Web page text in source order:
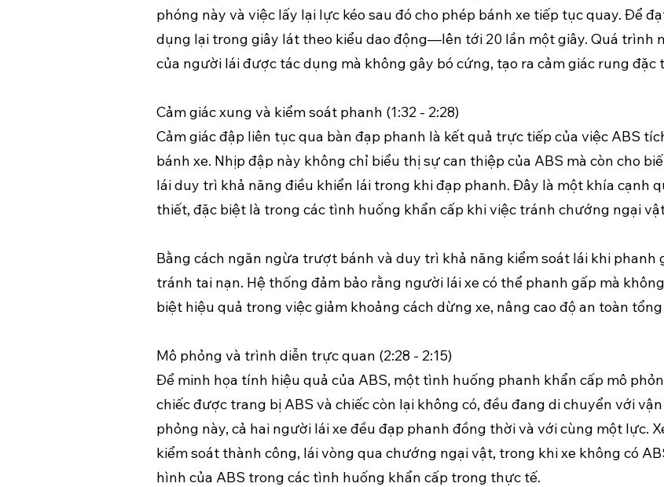
phóng này và việc lấy lại lực kéo sau đó cho phép bánh xe tiếp tục quay. Để
dụng lại trong giây lát theo kiểu dao động—lên tới 20 lần một giây. Quá trình
của người lái được tác dụng mà không gây bó cứng, tạo ra cảm giác rung
Cảm giác xung và kiểm soát phanh (1:32 - 2:28)
Cảm giác đập liên tục qua bàn đạp phanh là kết quả trực tiếp của việc ABS
bánh xe. Nhịp đập này không chỉ biểu thị sự can thiệp của ABS mà còn cho
lái duy trì khả năng điều khiển lái trong khi đạp phanh. Đây là một khía cạnh
thiết, đặc biệt là trong các tình huống khẩn cấp khi việc tránh chướng ngại
Bằng cách ngăn ngừa trượt bánh và duy trì khả năng kiểm soát lái khi phanh
tránh tai nạn. Hệ thống đảm bảo rằng người lái xe có thể phanh gấp mà
biệt hiệu quả trong việc giảm khoảng cách dừng xe, nâng cao độ an toàn
Mô phỏng và trình diễn trực quan (2:28 - 2:15)
Để minh họa tính hiệu quả của ABS, một tình huống phanh khẩn cấp mô
chiếc được trang bị ABS và chiếc còn lại không có, đều đang di chuyển với
phỏng này, cả hai người lái xe đều đạp phanh đồng thời và với cùng một lực.
kiểm soát thành công, lái vòng qua chướng ngại vật, trong khi xe không có
hình của ABS trong các tình huống khẩn cấp trong thực tế.